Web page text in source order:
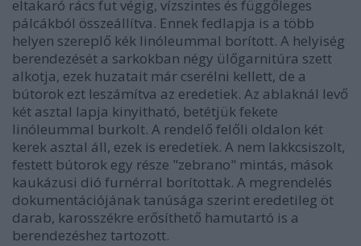
eltakaró rács fut végig, vízszintes és függőleges
pálcákból összeállítva. Ennek fedlapja is a több
helyen szereplő kék linóleummal borított. A helyiség
berendezését a sarkokban négy ülőgarnitúra szett
alkotja, ezek huzatait már cserélni kellett, de a
bútorok ezt leszámítva az eredetiek. Az ablaknál levő
két asztal lapja kinyitható, betétjük fekete
linóleummal burkolt. A rendelő felőli oldalon két
kerek asztal áll, ezek is eredetiek. A nem lakkcsiszolt,
festett bútorok egy része "zebrano" mintás, mások
kaukázusi dió furnérral borítottak. A megrendelés
dokumentációjának tanúsága szerint eredetileg öt
darab, karosszékre erősíthető hamutartó is a
berendezéshez tartozott.